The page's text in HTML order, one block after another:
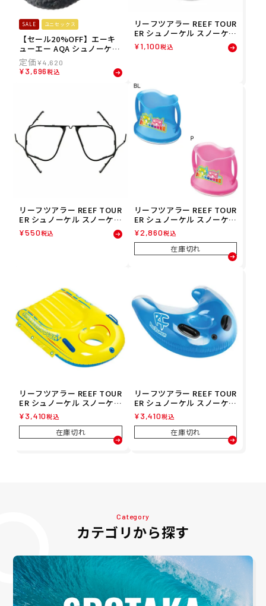
SALE ユニセックス
【セール20%OFF】エーキ
ューエー AQA シュノーケル
スノーケル シューズ III KW-
4472N-BK マリン シューズ
メンズ レディース ユニセッ
¥4,620
¥3,696税込
リーフツアラー REEF TOUR
ER シュノーケル スノーケル
水中マスク用 度付レンズ RA
0507
¥1,100税込
リーフツアラー REEF TOUR
ER シュノーケル スノーケル
水中マスク用 インナーフレ
ーム RA0508
¥550税込
リーフツアラー REEF TOUR
ER シュノーケル スノーケル
ワイドビュー スコープ RA0
506
¥2,860税込
在庫切れ
リーフツアラー REEF TOUR
ER シュノーケル スノーケル
スノーケリング ボート RA0
504
¥3,410税込
在庫切れ
リーフツアラー REEF TOUR
ER シュノーケル スノーケル
スノーケリング フロート RA
0501
¥3,410税込
在庫切れ
Category
カテゴリから探す